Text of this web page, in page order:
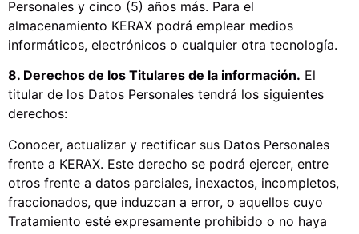
Personales y cinco (5) años más. Para el
almacenamiento KERAX podrá emplear medios
informáticos, electrónicos o cualquier otra tecnología.
8. Derechos de los Titulares de la información. El
titular de los Datos Personales tendrá los siguientes
derechos:
Conocer, actualizar y rectificar sus Datos Personales
frente a KERAX. Este derecho se podrá ejercer, entre
otros frente a datos parciales, inexactos, incompletos,
fraccionados, que induzcan a error, o aquellos cuyo
Tratamiento esté expresamente prohibido o no haya